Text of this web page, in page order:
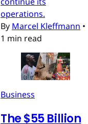
operations.
By Marcel Kleffmann •
1 min read
Business
The $55 Billion